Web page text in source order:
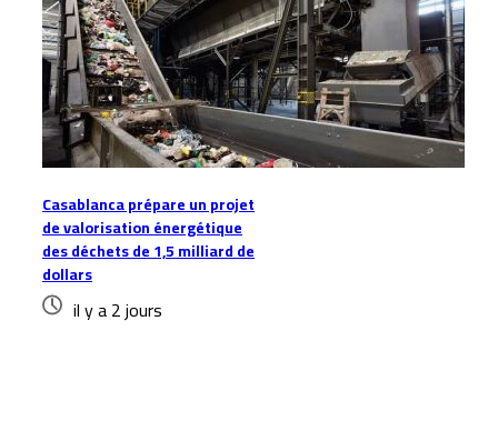
Casablanca prépare un projet
de valorisation énergétique
des déchets de 1,5 milliard de
dollars
il y a 2 jours